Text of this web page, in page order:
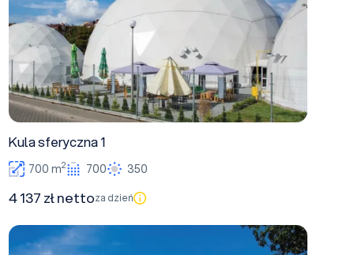
Kula sferyczna 1
700 m2 700 350
4 137 zł nettoza dzień
Kula sferyczna 2